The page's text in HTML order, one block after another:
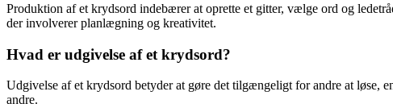
Produktion af et krydsord indebærer at oprette et gitter, vælge ord og
der involverer planlægning og kreativitet.
Hvad er udgivelse af et krydsord?
Udgivelse af et krydsord betyder at gøre det tilgængeligt for andre at løse,
andre.